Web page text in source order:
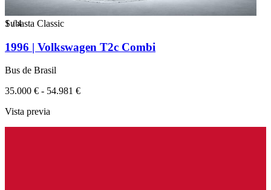
1/4
Subasta Classic
1996 | Volkswagen T2c Combi
Bus de Brasil
35.000 € - 54.981 €
Vista previa